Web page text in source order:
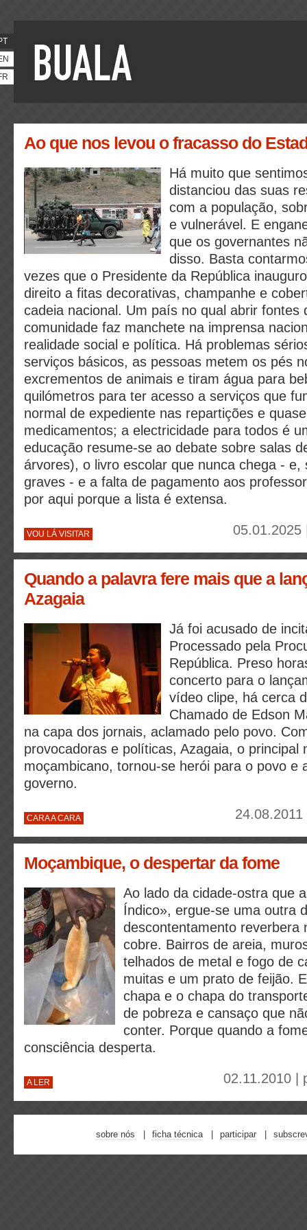
Ao que nos levou o fracasso do
Há muito que
distanciou das suas
com a população,
e vulnerável. E
que os governantes
disso. Basta
vezes que o Presidente da República
direito a fitas decorativas, champanhe e
cadeia nacional. Um país no qual abrir fontes
comunidade faz manchete na imprensa
realidade social e política. Há problemas
serviços básicos, as pessoas metem os pés
excrementos de animais e tiram água para
quilómetros para ter acesso a serviços que
normal de expediente nas repartições e
medicamentos; a electricidade para todos é
educação resume-se ao debate sobre salas
árvores), o livro escolar que nunca chega -
graves - e a falta de pagamento aos
por aqui porque a lista é extensa.
VOU LÁ VISITAR
Quando a palavra fere mais que a
Azagaia
Já foi acusado de
Processado pela
República. Preso
concerto para o
vídeo clipe, há cerca
Chamado de Edson
na capa dos jornais, aclamado pelo povo.
provocadoras e políticas, Azagaia, o principal
moçambicano, tornou-se herói para o povo e
governo.
CARA A CARA
Moçambique, o despertar da fome
Ao lado da cidade-ostra que
Índico», ergue-se uma outra
descontentamento reverbera
cobre. Bairros de areia,
telhados de metal e fogo de
muitas e um prato de feijão.
chapa e o chapa do
de pobreza e cansaço que
conter. Porque quando a
consciência desperta.
A LER 02.11.2010 |
sobre nós ficha técnica participar